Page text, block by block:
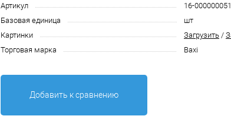
Артикул
16-
Базовая единица
шт
Картинки
Загрузить /
Торговая марка
Baxi
Добавить к сравнению